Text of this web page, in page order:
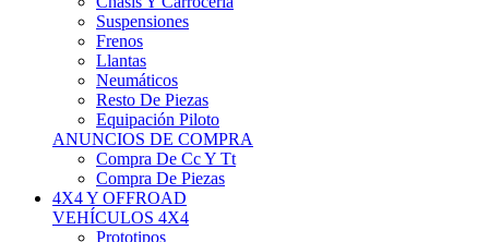
Suspensiones
Frenos
Llantas
Neumáticos
Resto De Piezas
Equipación Piloto
ANUNCIOS DE COMPRA
Compra De Cc Y Tt
Compra De Piezas
4X4 Y OFFROAD
VEHÍCULOS 4X4
Prototipos